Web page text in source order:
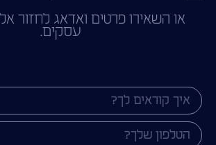
עסקים.